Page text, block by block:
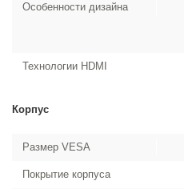
Особенности дизайна
Технологии HDMI
Корпус
Размер VESA
Покрытие корпуса